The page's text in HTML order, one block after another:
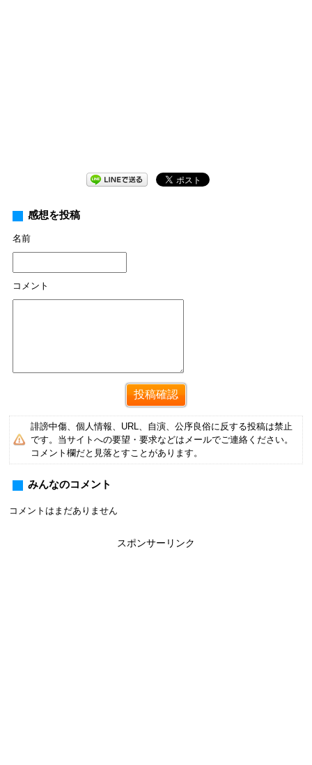
感想を投稿
名前
コメント
誹謗中傷、個人情報、URL、自演、公序良俗に反する投稿は禁止
です。当サイトへの要望・要求などはメールでご連絡ください。
コメント欄だと見落とすことがあります。
みんなのコメント
コメントはまだありません
スポンサーリンク